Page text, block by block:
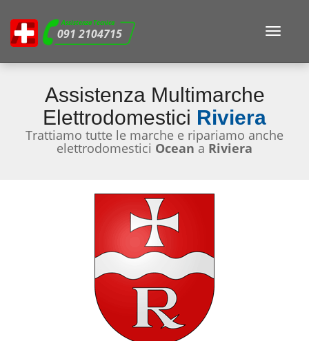
Assistenza Tecnica
091 2104715
Toggle
Assistenza Multimarche
Elettrodomestici Riviera
Trattiamo tutte le marche e ripariamo anche
elettrodomestici Oceana Riviera